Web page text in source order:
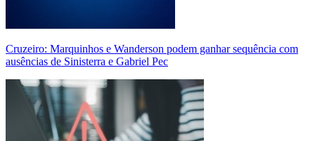
Cruzeiro: Marquinhos e Wanderson podem ganhar sequência com
ausências de Sinisterra e Gabriel Pec